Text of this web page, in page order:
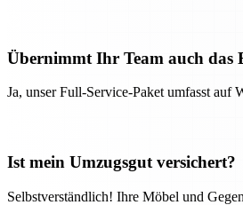
Übernimmt Ihr Team auch das
Ja, unser Full-Service-Paket umfasst auf
Ist mein Umzugsgut versichert?
Selbstverständlich! Ihre Möbel und